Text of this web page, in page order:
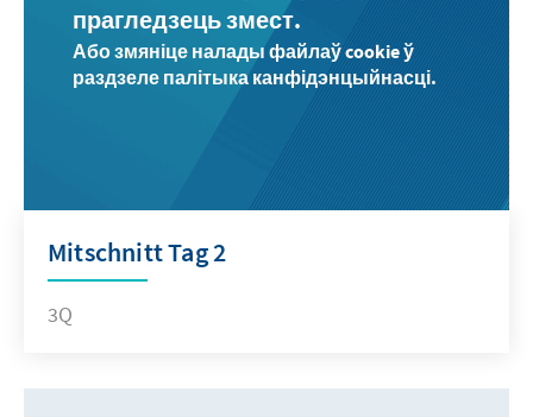
прагледзець змест.
Або змяніце налады файлаў cookie ў
раздзеле палітыка канфідэнцыйнасці.
Mitschnitt Tag 2
3Q